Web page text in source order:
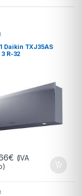
Daikin TXJ35AS
3 R-32
€ (IVA